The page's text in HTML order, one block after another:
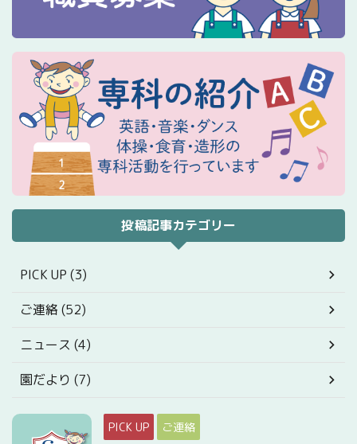
投稿記事カテゴリー
PICK UP (3)
ご連絡 (52)
ニュース (4)
園だより (7)
PICK UP ご連絡